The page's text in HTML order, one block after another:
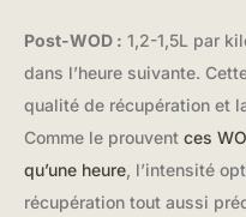
Post-WOD : 1,2-1,5L par
dans l’heure suivante.
qualité de récupération et
Comme le prouvent ces
qu’une heure , l’intensité
récupération tout aussi